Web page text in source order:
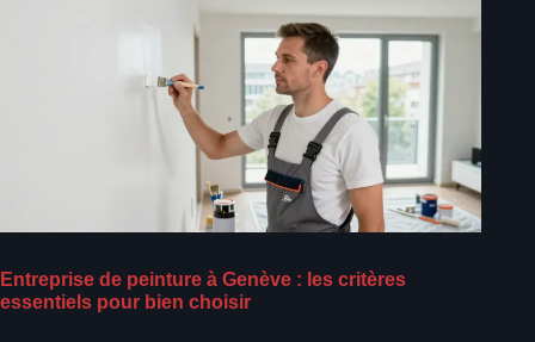
Entreprise de peinture à Genève : les critères
essentiels pour bien choisir